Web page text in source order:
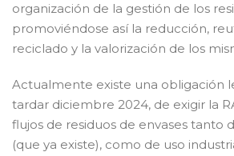
organización de la gestión de los
promoviéndose así la reducción,
reciclado y la valorización de los
Actualmente existe una obligación
tardar diciembre 2024, de exigir la
flujos de residuos de envases tanto
(que ya existe), como de uso